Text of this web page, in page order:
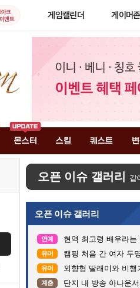
아크
벤트
게임캘린더 게이머존
몬스터 스킬 퀘스트
오픈 이슈 갤러리 같
오픈 이슈 갤러리
연예 현역 최고령 배우라는
유머 캠핑 처음 간 여자 두
유머 외향형 딸래미와 비
계층 단지 내 방송 아나운서를 바꾸고 나서 집